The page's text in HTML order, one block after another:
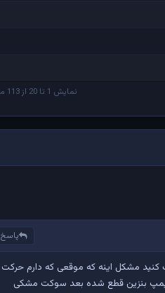
نمایش 1 تا 20 از 113 مطلب
پاسخ
مشکل اینه که موقعی که دارم حرکت
بنزین قطع شده بعد سوکت مشکی